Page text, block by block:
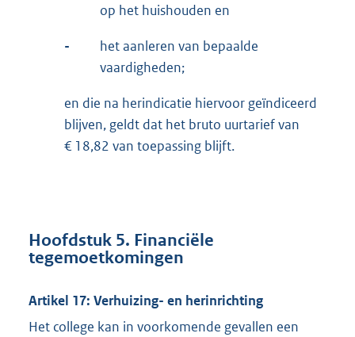
op het huishouden en
-
het aanleren van bepaalde
vaardigheden;
en die na herindicatie hiervoor geïndiceerd
blijven, geldt dat het bruto uurtarief van
€ 18,82 van toepassing blijft.
Hoofdstuk 5. Financiële
tegemoetkomingen
Artikel 17: Verhuizing- en herinrichting
Het college kan in voorkomende gevallen een